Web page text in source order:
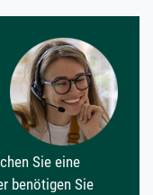
Sie eine
benötigen Sie